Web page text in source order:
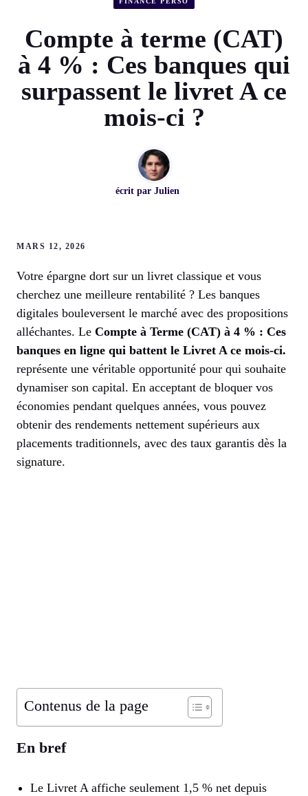
Compte à terme (CAT)
à 4 % : Ces banques qui
surpassent le livret A ce
mois-ci ?
écrit par Julien
MARS 12, 2026
Votre épargne dort sur un livret classique et vous
cherchez une meilleure rentabilité ? Les banques
digitales bouleversent le marché avec des propositions
alléchantes. Le Compte à Terme (CAT) à 4 % : Ces
banques en ligne qui battent le Livret A ce mois-ci.
représente une véritable opportunité pour qui souhaite
dynamiser son capital. En acceptant de bloquer vos
économies pendant quelques années, vous pouvez
obtenir des rendements nettement supérieurs aux
placements traditionnels, avec des taux garantis dès la
signature.
Contenus de la page
En bref
Le Livret A affiche seulement 1,5 % net depuis